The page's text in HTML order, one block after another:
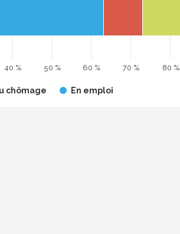
chômage En emploi
40 % 50 % 60 % 70 % 80 %